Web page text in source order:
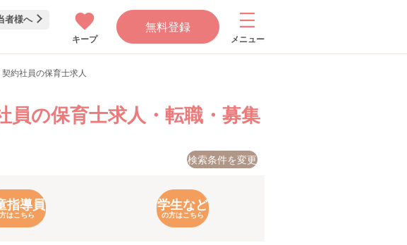
者様へ
キープ
無料登録
メニュー
約社員の保育士求人
員の保育士求人・転職・募集
検索条件を変更
指導員
はこちら
学生など
の方はこちら